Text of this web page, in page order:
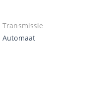
Transmissie
Automaat